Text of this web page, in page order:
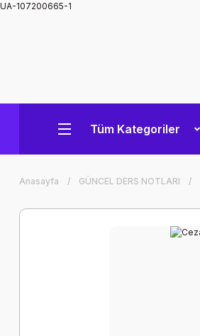
UA-107200665-1
Tüm Kategoriler
Anasayfa GÜNCEL DERS NOTLARI